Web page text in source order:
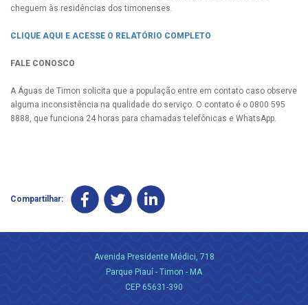
cheguem às residências dos timonenses.
CLIQUE AQUI E ACESSE O RELATÓRIO COMPLETO
FALE CONOSCO
A Águas de Timon solicita que a população entre em contato caso observe
alguma inconsistência na qualidade do serviço. O contato é o 0800 595
8888, que funciona 24 horas para chamadas telefônicas e WhatsApp.
Compartilhar:
Avenida Presidente Médici, 718
Parque Piauí - Timon - MA
CEP 65631-390